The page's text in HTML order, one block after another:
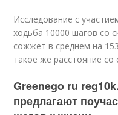
Исследование с
ходьба 10000 шагов со
сожжет в среднем на
такое же расстояние со
Greenego ru
предлагают